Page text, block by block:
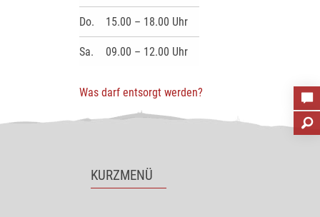
Do. 15.00 – 18.00 Uhr
Sa. 09.00 – 12.00 Uhr
Was darf entsorgt werden?
KURZMENÜ